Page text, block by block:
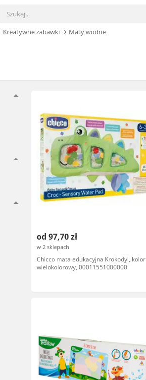
Kreatywne zabawki Maty wodne
od 97,70 zł
w 2 sklepach
Chicco mata edukacyjna Krokodyl, kolor
wielokolorowy, 00011551000000